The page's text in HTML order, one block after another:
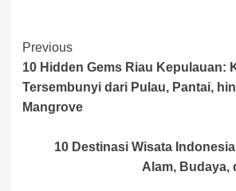
Post
Navigation
Previous
10 Hidden Gems Riau Kepulauan:
Tersembunyi dari Pulau, Pantai,
Mangrove
10 Destinasi Wisata
Alam, Budaya,